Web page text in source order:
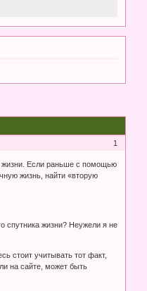
1
жизни. Если раньше с помощью
жизнь, найти «вторую
спутника жизни? Неужели я не
стоит учитывать тот факт,
на сайте, может быть